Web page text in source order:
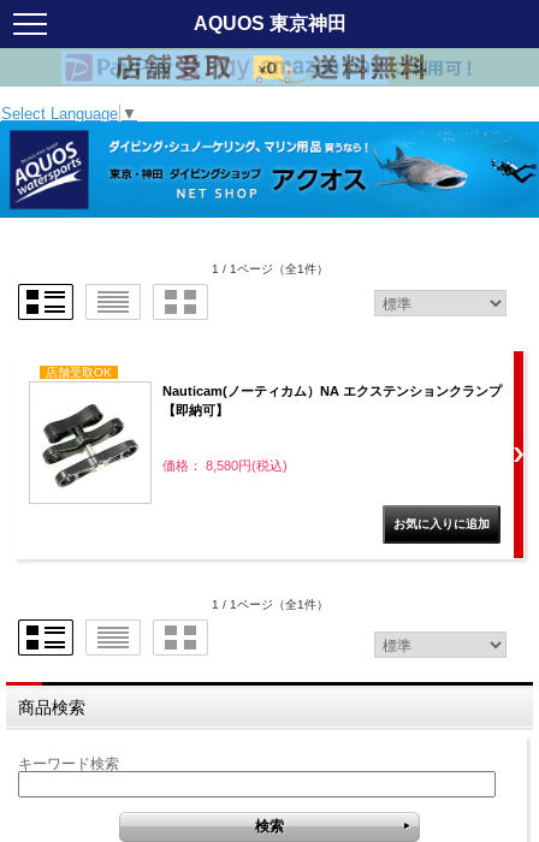
AQUOS 東京神田
Select Language ▼
1 / 1ページ （全1件）
店舗受取OK
Nauticam(ノーティカム）NA エクステンションクランプ
【即納可】
価格： 8,580円(税込)
1 / 1ページ （全1件）
商品検索
キーワード検索